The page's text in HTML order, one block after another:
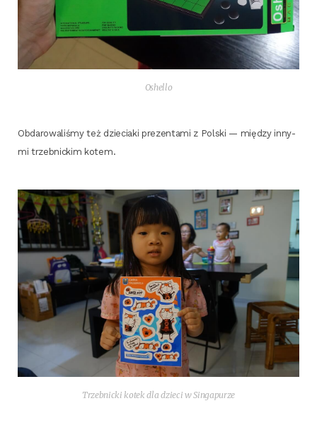
Oshel­lo
Obda­ro­wa­li­śmy też dzie­cia­ki pre­zen­ta­mi z Pol­ski — mię­dzy inny­
mi trzeb­nic­kim kotem.
Trzeb­nic­ki kotek dla dzie­ci w Singapurze